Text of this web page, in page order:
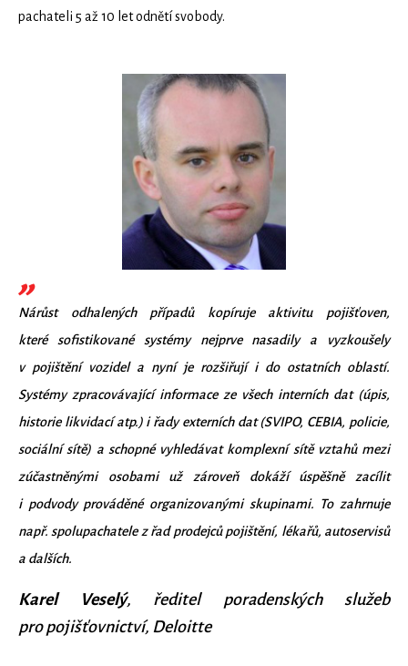
pachateli 5 až 10 let odnětí svobody.
Nárůst odhalených případů kopíruje aktivitu pojišťoven,
které sofistikované systémy nejprve nasadily a vyzkoušely
v pojištění vozidel a nyní je rozšiřují i do ostatních oblastí.
Systémy zpracovávající informace ze všech interních dat (úpis,
historie likvidací atp.) i řady externích dat (SVIPO, CEBIA, policie,
sociální sítě) a schopné vyhledávat komplexní sítě vztahů mezi
zúčastněnými osobami už zároveň dokáží úspěšně zacílit
i podvody prováděné organizovanými skupinami. To zahrnuje
např. spolupachatele z řad prodejců pojištění, lékařů, autoservisů
a dalších.
Karel Veselý, ředitel poradenských služeb
pro pojišťovnictví, Deloitte